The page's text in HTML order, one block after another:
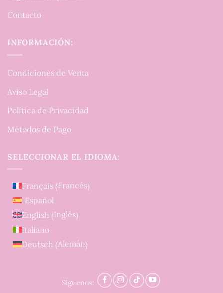
Contacto
INFORMACIÓN:
Condiciones de Venta
Aviso Legal
Política de Privacidad
Métodos de Pago
SELECCIONAR EL IDIOMA:
Français (Francés)
Español
English (Inglés)
Italiano
Deutsch (Alemán)
Síguenos: